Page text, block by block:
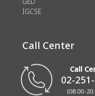
IGCSE
Call Center
Call
02-
(08.00-